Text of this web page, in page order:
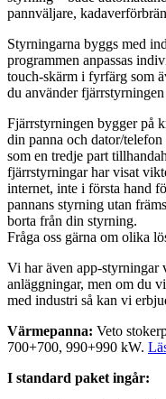
pannväljare,
Styrningarna byggs med
programmen anpassas
touch-skärm i fyrfärg som
du använder
Fjärrstyrningen bygger på
din panna och dator/
som en tredje part
fjärrstyrningar har visat
internet, inte i första hand
pannans styrning utan
borta från din styrning.
Fråga oss gärna om olika
Vi har även app-styrningar
anläggningar, men om du
med industri så kan vi
Värmepanna: Veto
700+700, 990+990 kW.
I standard paket ingår: